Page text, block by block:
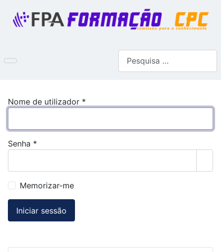
Nome de utilizador *
Senha *
Memorizar-me
Iniciar sessão